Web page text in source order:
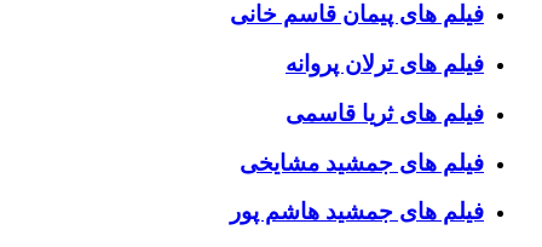
فیلم های پیمان قاسم خانی
فیلم های ترلان پروانه
فیلم های ثریا قاسمی
فیلم های جمشید مشایخی
فیلم های جمشید هاشم پور